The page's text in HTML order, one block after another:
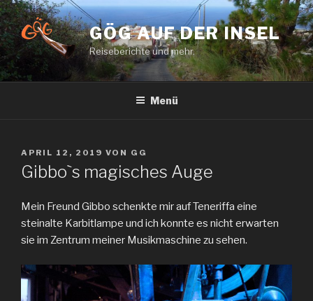
Zum
Inhalt
springen
GÖG AUF DER INSEL
Reiseberichte und mehr.
Menü
VERÖFFENTLICHT
AM
APRIL 12, 2019 VON GG
Gibbo`s magisches Auge
Mein Freund Gibbo schenkte mir auf Teneriffa eine
steinalte Karbitlampe und ich konnte es nicht erwarten
sie im Zentrum meiner Musikmaschine zu sehen.